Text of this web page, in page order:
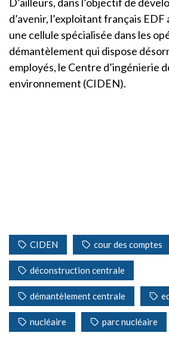
d’avenir, l’exploitant français EDF
une cellule spécialisée dans les
démantèlement qui dispose
employés, le Centre d’ingénierie
environnement (CIDEN).
CIDEN cour des comptes
déconstruction centrale
démantèlement centrale
nucléaire parc nucléaire